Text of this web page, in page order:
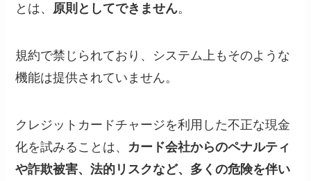
とは、 原則としてできません。
規約で禁じられており、システム上もそのような
機能は提供されていません。
クレジットカードチャージを利用した不正な現金
化を試みることは、 カード会社からのペナルティ
や詐欺被害、法的リスクなど、多くの危険を伴い